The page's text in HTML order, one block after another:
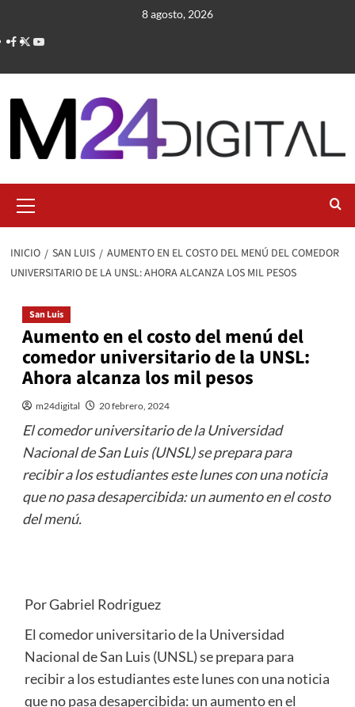
contenido
8 agosto, 2026
primario
INICIO SAN LUIS
AUMENTO EN EL COSTO DEL MENÚ DEL COMEDOR
UNIVERSITARIO DE LA UNSL: AHORA ALCANZA LOS MIL PESOS
San Luis
Aumento en el costo del menú del
comedor universitario de la UNSL:
Ahora alcanza los mil pesos
m24digital 20 febrero, 2024
El comedor universitario de la Universidad
Nacional de San Luis (UNSL) se prepara para
recibir a los estudiantes este lunes con una noticia
que no pasa desapercibida: un aumento en el costo
del menú.
Por Gabriel Rodriguez
El comedor universitario de la Universidad
Nacional de San Luis (UNSL) se prepara para
recibir a los estudiantes este lunes con una noticia
que no pasa desapercibida: un aumento en el